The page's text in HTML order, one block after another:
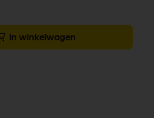
In winkelwagen